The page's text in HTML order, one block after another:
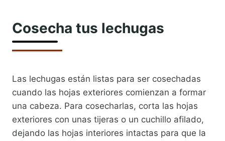
Cosecha tus lechugas
Las lechugas están listas para ser cosechadas
cuando las hojas exteriores comienzan a formar
una cabeza. Para cosecharlas, corta las hojas
exteriores con unas tijeras o un cuchillo afilado,
dejando las hojas interiores intactas para que la